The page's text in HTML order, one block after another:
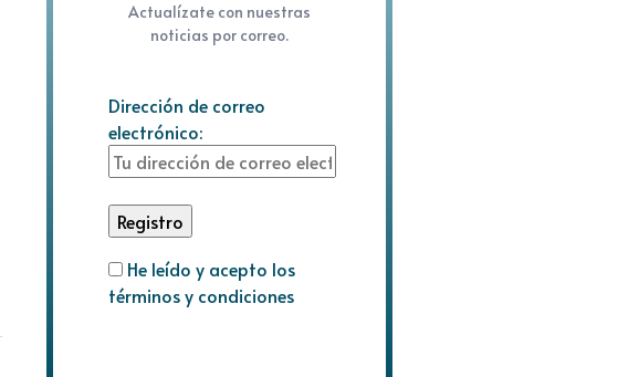
Actualízate con nuestras
noticias por correo.
Dirección de correo
electrónico:
He leído y acepto los
términos y condiciones